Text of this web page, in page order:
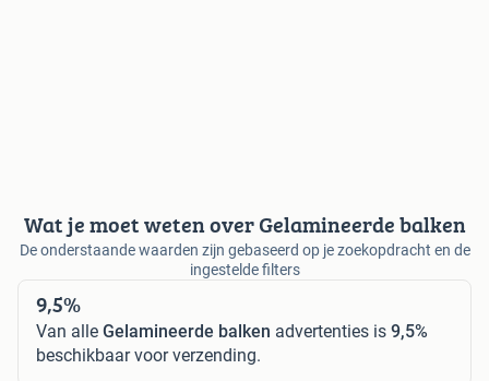
Wat je moet weten over Gelamineerde balken
De onderstaande waarden zijn gebaseerd op je zoekopdracht en de
ingestelde filters
9,5%
Van alle Gelamineerde balken advertenties is 9,5%
beschikbaar voor verzending.